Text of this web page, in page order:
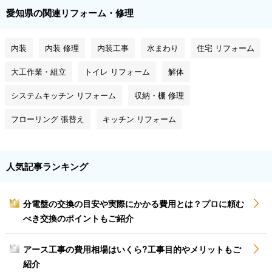
愛知県の関連リフォーム・修理
内装 内装 修理 内装工事 水まわり 住宅 リフォーム
大工作業・組立 トイレ リフォーム 解体
システムキッチン リフォーム 収納・棚 修理
フローリング 張替え キッチン リフォーム
人気記事ランキング
1
分電盤の交換の目安や実際にかかる費用とは？プロに頼む
べき交換のポイントもご紹介
2
アース工事の費用相場はいくら?工事目的やメリットもご
紹介